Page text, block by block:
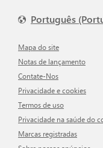
Português
Mapa do site
Notas de lançamento
Contate-Nos
Privacidade e cookies
Termos de uso
Privacidade na saúde do
Marcas registradas